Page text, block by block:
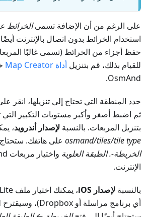
على الرغم من أن الإضافة تسمىالخرائط
استخدام الخرائط بدون اتصال بالإنترنت
حفظ أجزاء من الخرائط (تسمى غالبًا
للقيام بذلك، قم بتنزيل أداة Map Creator
OsmAnd.
ثم اضبط أصغر وأكبر مستويات التكبير
بتنزيل المربعات. بالنسبة لإصدار أندرويد،
osmand/tiles/tile type على هاتفك.
الخريطة-. الطبقة العلوية
الإنترنت.
بالنسبة لإصدار iOS